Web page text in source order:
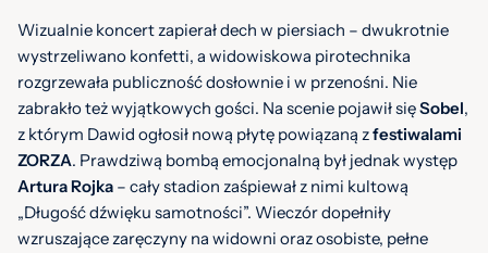
Wizualnie koncert zapierał dech w piersiach – dwukrotnie
wystrzeliwano konfetti, a widowiskowa pirotechnika
rozgrzewała publiczność dosłownie i w przenośni. Nie
zabrakło też wyjątkowych gości. Na scenie pojawił sięSobel,
z którym Dawid ogłosił nową płytę powiązaną zfestiwalami
ZORZA. Prawdziwą bombą emocjonalną był jednak występ
Artura Rojka – cały stadion zaśpiewał z nimi kultową
„Długość dźwięku samotności”. Wieczór dopełniły
wzruszające zaręczyny na widowni oraz osobiste, pełne